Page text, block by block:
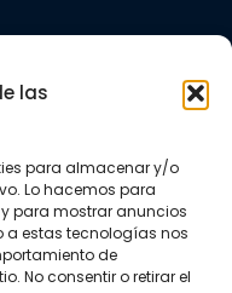
las
para almacenar y/o
Lo hacemos para
para mostrar anuncios
a estas tecnologías nos
de
No consentir o retirar el